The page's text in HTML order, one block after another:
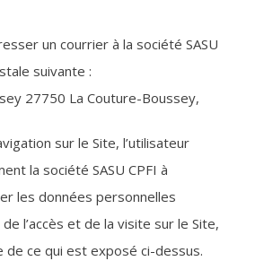
un courrier à la société SASU
suivante :
27750 La Couture-Boussey,
sur le Site, l’utilisateur
la société SASU CPFI à
les données personnelles
l’accès et de la visite sur le Site,
de ce qui est exposé ci-dessus.